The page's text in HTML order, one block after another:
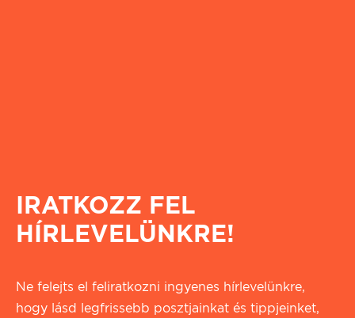
IRATKOZZ FEL
HÍRLEVELÜNKRE!
Ne felejts el feliratkozni ingyenes hírlevelünkre,
hogy lásd legfrissebb posztjainkat és tippjeinket,